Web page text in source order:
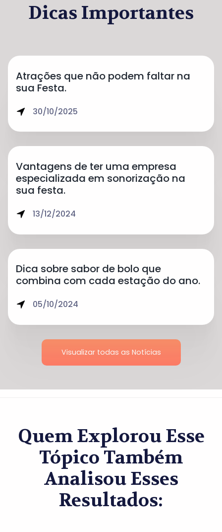
Dicas Importantes
Atrações que não podem faltar na
sua Festa.
30/10/2025
Vantagens de ter uma empresa
especializada em sonorização na
sua festa.
13/12/2024
Dica sobre sabor de bolo que
combina com cada estação do ano.
05/10/2024
Visualizar todas as Notícias
Quem Explorou Esse
Tópico Também
Analisou Esses
Resultados: